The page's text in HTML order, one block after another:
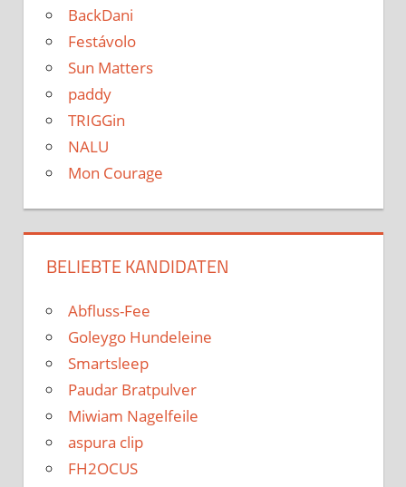
BackDani
Festávolo
Sun Matters
paddy
TRIGGin
NALU
Mon Courage
BELIEBTE KANDIDATEN
Abfluss-Fee
Goleygo Hundeleine
Smartsleep
Paudar Bratpulver
Miwiam Nagelfeile
aspura clip
FH2OCUS